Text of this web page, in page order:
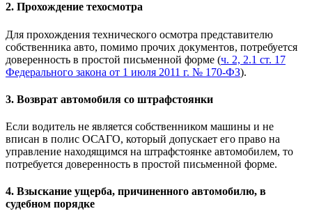
2. Прохождение техосмотра
Для прохождения технического осмотра представителю
собственника авто, помимо прочих документов, потребуется
доверенность в простой письменной форме (ч. 2, 2.1 ст. 17
Федерального закона от 1 июля 2011 г. № 170-ФЗ).
3. Возврат автомобиля со штрафстоянки
Если водитель не является собственником машины и не
вписан в полис ОСАГО, который допускает его право на
управление находящимся на штрафстоянке автомобилем, то
потребуется доверенность в простой письменной форме.
4. Взыскание ущерба, причиненного автомобилю, в
судебном порядке